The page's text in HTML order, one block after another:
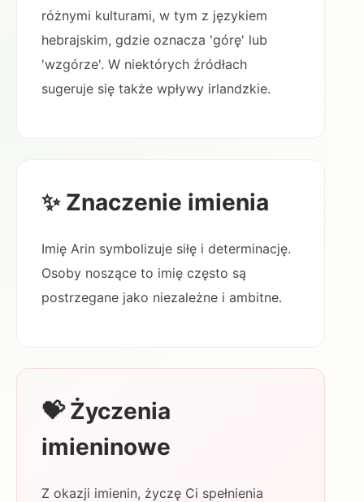
różnymi kulturami, w tym z językiem
hebrajskim, gdzie oznacza 'górę' lub
'wzgórze'. W niektórych źródłach
sugeruje się także wpływy irlandzkie.
✨ Znaczenie imienia
Imię Arin symbolizuje siłę i determinację.
Osoby noszące to imię często są
postrzegane jako niezależne i ambitne.
💝 Życzenia
imieninowe
Z okazji imienin, życzę Ci spełnienia